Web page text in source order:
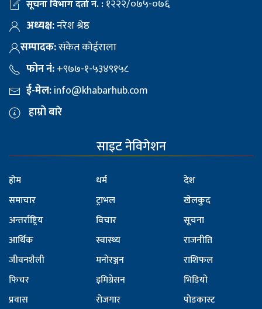
सूचना विभाग दर्ता नं. :१२२२/०७५-०७६
अध्यक्ष:नरेश श्रेष्ठ
सम्पादक:संकेत कोईराला
फोन नं:+९७७-१-५३४९१५८
ई-मेल:info@khabarhub.com
हाम्रो बारे
साइट नेविगेशन
होम
समाचार
अन्तर्राष्ट्रिय
आर्थिक
जीवनशैली
फिचर
प्रवास
धर्म
ट्राभल
विचार
स्वास्थ्य
मनोरञ्जन
इमिग्रेसन
रोजगार
देश
खेलकुद
सूचना
राजनीति
राशिफल
भिडियो
पोडकास्ट